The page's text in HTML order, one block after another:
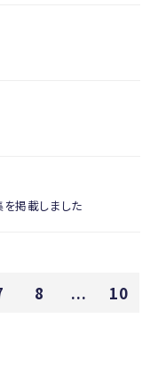
を掲載しました
8 ... 10